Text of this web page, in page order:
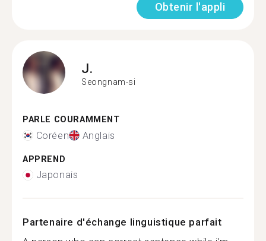
Obtenir l'appli
J.
Seongnam-si
PARLE COURAMMENT
Coréen Anglais
APPREND
Japonais
Partenaire d'échange linguistique parfait